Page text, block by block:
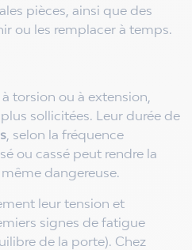
pièces, ainsi que des
ou les remplacer à temps.
torsion ou à extension,
sollicitées. Leur durée de
, selon la fréquence
ou cassé peut rendre la
dangereuse.
leur tension et
signes de fatigue
de la porte). Chez